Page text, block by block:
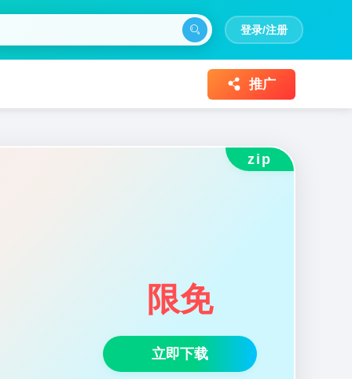
登录/注册
推广
zip
限免
立即下载